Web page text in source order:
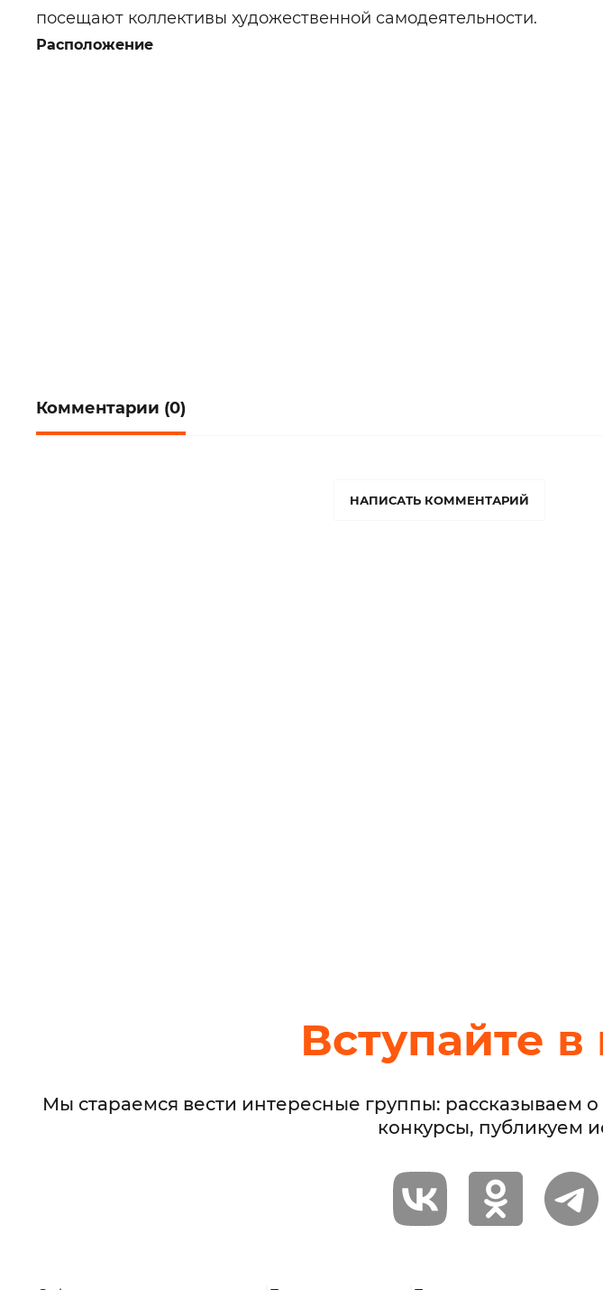
посещают коллективы художественной самодеятельности.
Расположение
Комментарии (0)
НАПИСАТЬ КОММЕНТАРИЙ
Вступайте
Мы стараемся вести интересные группы:
конкурсы, публикуем